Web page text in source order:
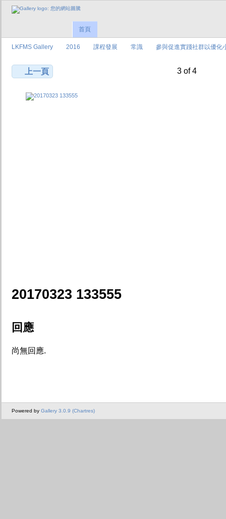
首頁
LKFMS Gallery 2016 課程發展 常識 參與促進實踐社群以優化
上一頁 3 of 4
20170323 133555
回應
尚無回應.
Powered by Gallery 3.0.9 (Chartres)